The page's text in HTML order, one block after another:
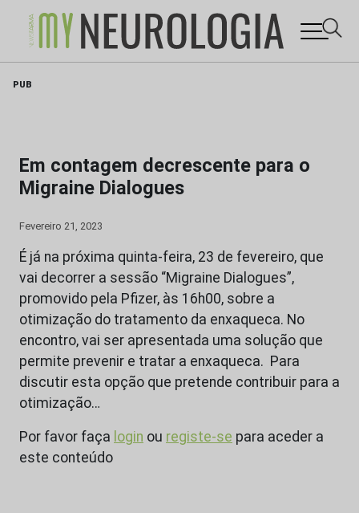
PUB
Em contagem decrescente para o
Migraine Dialogues
Fevereiro 21, 2023
É já na próxima quinta-feira, 23 de fevereiro, que
vai decorrer a sessão “Migraine Dialogues”,
promovido pela Pfizer, às 16h00, sobre a
otimização do tratamento da enxaqueca. No
encontro, vai ser apresentada uma solução que
permite prevenir e tratar a enxaqueca. Para
discutir esta opção que pretende contribuir para a
otimização…
Por favor faça login ou registe-se para aceder a
este conteúdo